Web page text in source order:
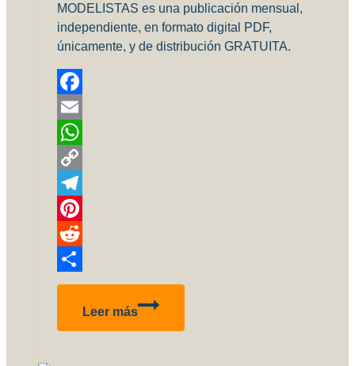
MODELISTAS es una publicación mensual,
independiente, en formato digital PDF,
únicamente, y de distribución GRATUITA.
Facebook
Email
WhatsApp
Copy
Link
Telegram
Pinterest
Reddit
Compartir
Leer más
Revista